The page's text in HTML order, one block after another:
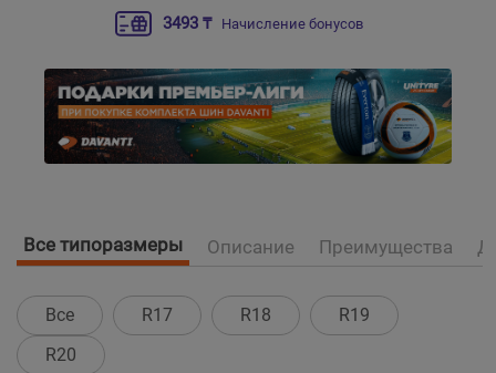
3493 ₸ Начисление бонусов
Все типоразмеры Описание Преимущества
Все R17 R18
R19
R20